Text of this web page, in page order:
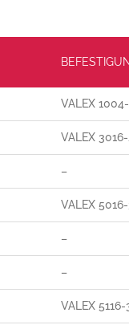
VALEX
VALEX
–
VALEX
–
–
VALEX